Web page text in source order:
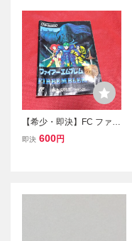
【希少・即決】FC ファミ
コン『ファイアーエムブ
即決 600円